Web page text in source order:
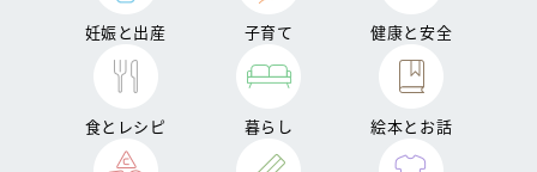
妊娠と出産 子育て 健康と安全
食とレシピ 暮らし 絵本とお話